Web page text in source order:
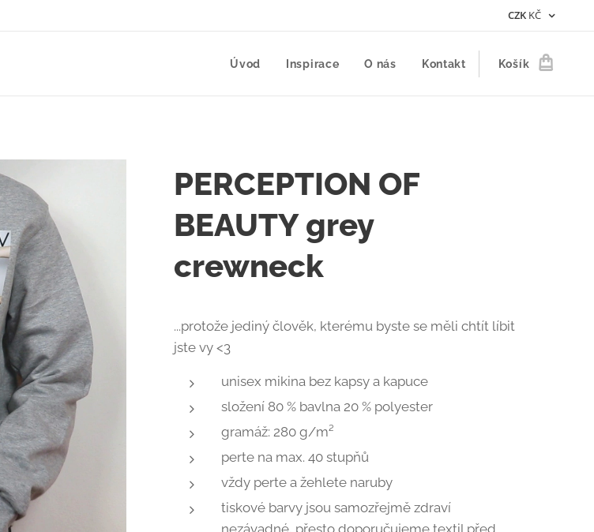
CZK KČ
Úvod Inspirace O nás Kontakt Košík
PERCEPTION OF
BEAUTY grey
crewneck
...protože jediný člověk, kterému byste se měli chtít líbit
jste vy <3
unisex mikina bez kapsy a kapuce
složení 80 % bavlna 20 % polyester
gramáž: 280 g/m²
perte na max. 40 stupňů
vždy perte a žehlete naruby
tiskové barvy jsou samozřejmě zdraví
nezávadné, přesto doporučujeme textil před